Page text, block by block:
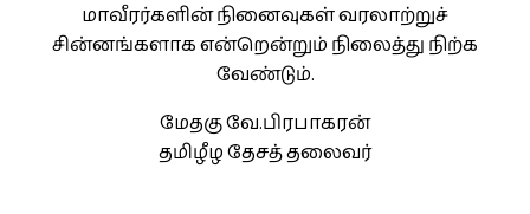
மாவீரர்களின் நினைவுகள் வரலாற்றுச்
சின்னங்களாக என்றென்றும் நிலைத்து நிற்க
வேண்டும்.
மேதகு வே.பிரபாகரன்
தமிழீழ தேசத் தலைவர்